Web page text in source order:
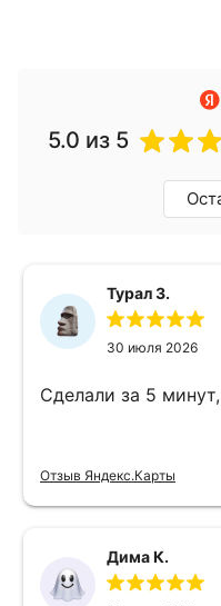
5.0 из 5
Турал З.
30 июля 2026
Сделали за 5
Отзыв Яндекс.Карты
Дима К.